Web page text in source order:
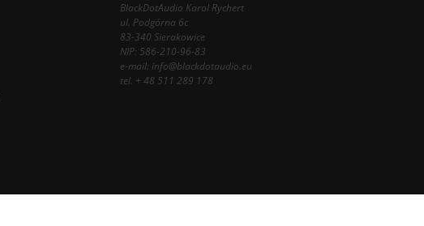
BlackDotAudio Karol Rychert
ul. Podgórna 6c
83-340 Sierakowice
NIP: 586-210-96-83
e-mail:info@blackdotaudio.eu
tel. + 48 511 289 178